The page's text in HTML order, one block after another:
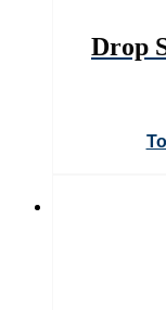
Drop